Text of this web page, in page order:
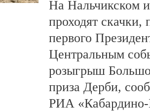
На Нальчикском
проходят
первого
Центральным
розыгрыш
приза Дерби,
РИА «Кабардино-